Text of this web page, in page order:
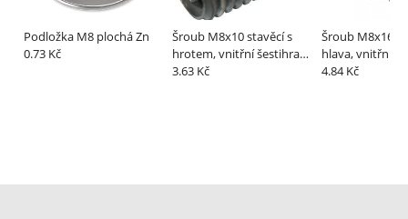
Podložka M8 plochá Zn
0.73 Kč
Šroub M8x10 stavěcí s
hrotem, vnitřní šestihran
(červík)
3.63 Kč
Šroub M8x16
hlava, vnitřní
Zn
4.84 Kč